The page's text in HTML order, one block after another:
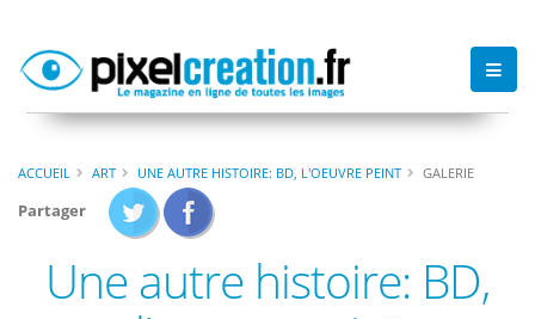
ACCUEIL ART UNE AUTRE HISTOIRE: BD, L'OEUVRE PEINT GALERIE
Partager
Une autre histoire: BD,